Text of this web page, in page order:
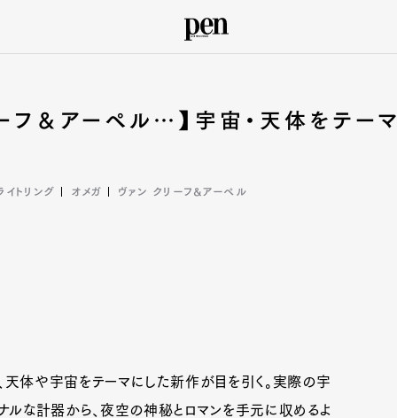
フ＆アーペル…】宇宙・天体をテーマ
イトリング オメガ ヴァン クリーフ&アーペル
体や宇宙をテーマにした新作が目を引く。実際の宇
ルな計器から、夜空の神秘とロマンを手元に収めるよ